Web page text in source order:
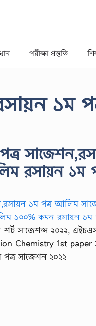
পরীক্ষা প্রস্তুতি
১ম
রসায়ন ১ম
সাজেশন্স ২০২২,
Chemistry 1st paper
সাজেশন ২০২২